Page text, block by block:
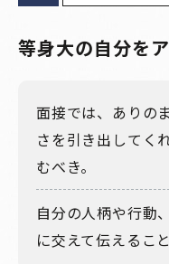
等身大の自分を
面接では、ありの
さを引き出してく
むべき。
自分の人柄や行動
に交えて伝えるこ